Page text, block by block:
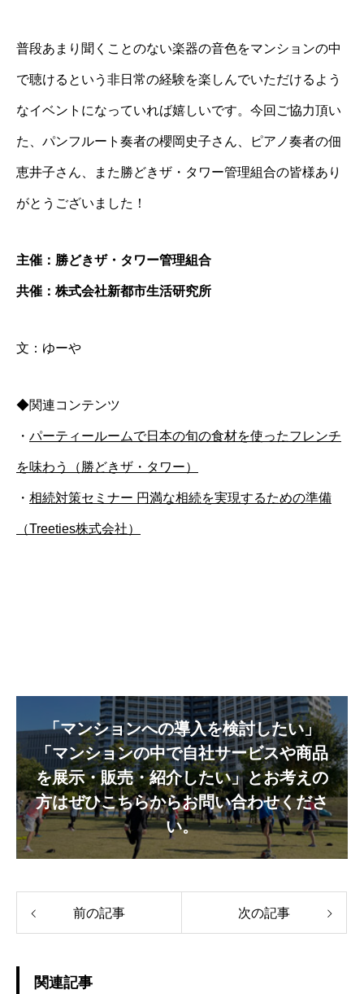
普段あまり聞くことのない楽器の音色をマンションの中
で聴けるという非日常の経験を楽しんでいただけるよう
なイベントになっていれば嬉しいです。今回ご協力頂い
た、パンフルート奏者の櫻岡史子さん、ピアノ奏者の佃
恵井子さん、また勝どきザ・タワー管理組合の皆様あり
がとうございました！
主催：勝どきザ・タワー管理組合
共催：株式会社新都市生活研究所
文：ゆーや
◆関連コンテンツ
・ パーティールームで日本の旬の食材を使ったフレンチ
を味わう（勝どきザ・タワー）
・ 相続対策セミナー 円満な相続を実現するための準備
（Treeties株式会社）
「マンションへの導入を検討したい」
「マンションの中で自社サービスや商品
を展示・販売・紹介したい」とお考えの
方はぜひこちらからお問い合わせくださ
い。
前の記事 次の記事
関連記事